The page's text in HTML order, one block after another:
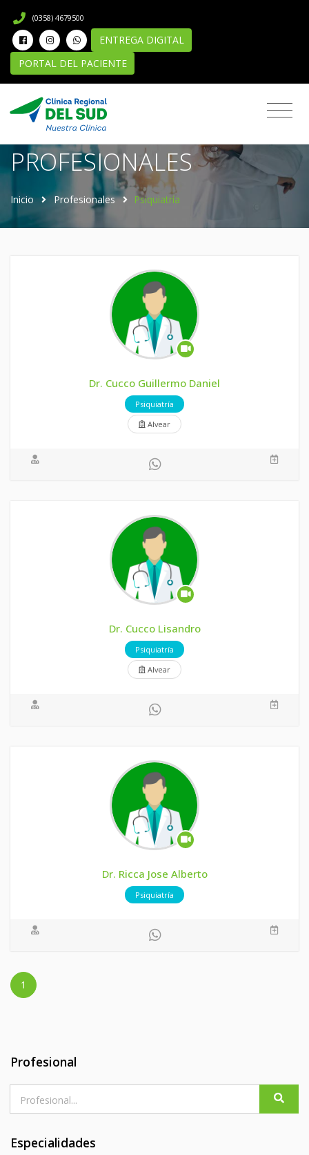
(0358) 4679500
ENTREGA DIGITAL
PORTAL DEL PACIENTE
Directorio de
PROFESIONALES
Inicio Profesionales Psiquiatría
Dr. Cucco Guillermo Daniel
Psiquiatría
Alvear
Dr. Cucco Lisandro
Psiquiatría
Alvear
Dr. Ricca Jose Alberto
Psiquiatría
1
Profesional
Especialidades